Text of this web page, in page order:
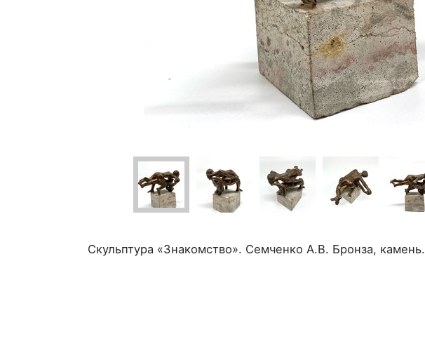
Скульптура «Знакомство». Семченко А.В. Бронза, камень.